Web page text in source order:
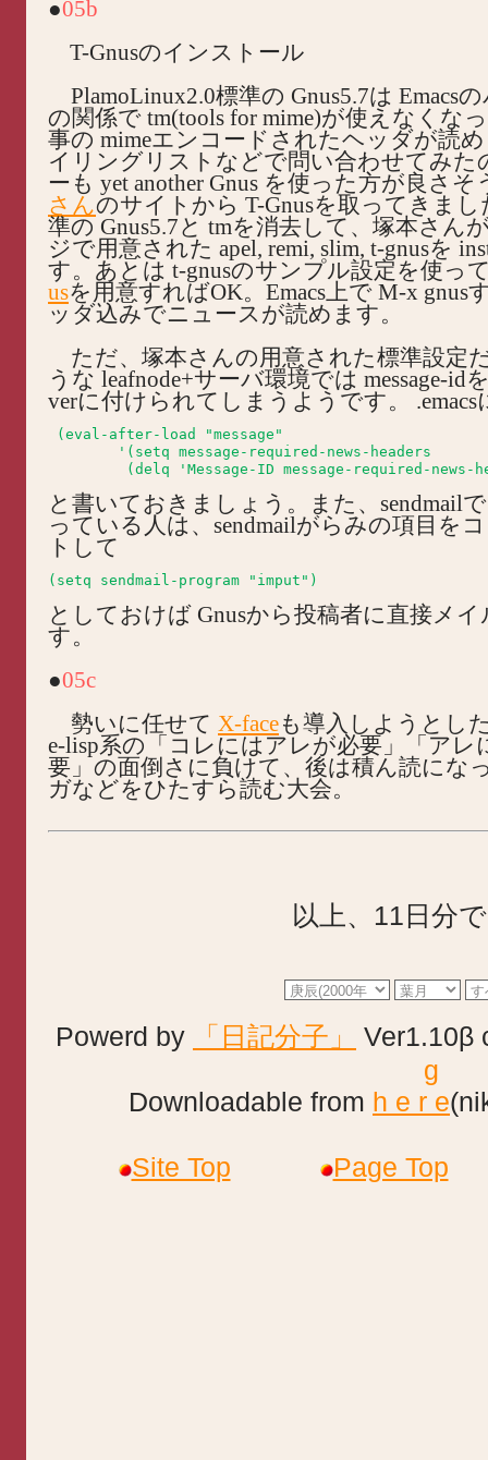
●05b
T-Gnusのインストール
PlamoLinux2.0標準の Gnus5.7は Emacs
の関係で tm(tools for mime)が使えなくな
事の mimeエンコードされたヘッダが読
イリングリストなどで問い合わせてみた
ーも yet another Gnus を使った方が良さそ
さんのサイトから T-Gnusを取ってきまし
準の Gnus5.7と tmを消去して、塚本さん
ジで用意された apel, remi, slim, t-gnusを
す。あとは t-gnusのサンプル設定を使っ
usを用意すればOK。Emacs上で M-x gnus
ッダ込みでニュースが読めます。
ただ、塚本さんの用意された標準設定
うな leafnode+サーバ環境では message-id
verに付けられてしまうようです。 .emacs
(eval-after-load "message"
と書いておきましょう。また、sendmail
っている人は、sendmailがらみの項目を
トして
としておけば Gnusから投稿者に直接メ
す。
●05c
勢いに任せて X-faceも導入しようとし
e-lisp系の「コレにはアレが必要」「アレ
要」の面倒さに負けて、後は積ん読にな
ガなどをひたすら読む大会。
以上、11日分
Powerd by 「日記分子」
Ver1.10β
g
Downloadable from h e r e
Site Top Page Top